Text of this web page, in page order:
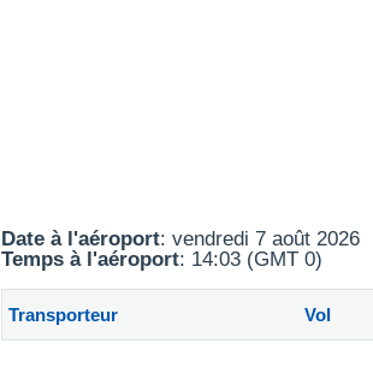
Date à l'aéroport: vendredi 7 août 2026
Temps à l'aéroport: 14:03 (GMT 0)
Transporteur Vol